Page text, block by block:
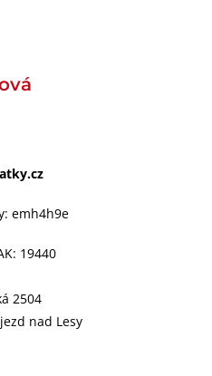
emh4h9e
19440
2504
nad Lesy